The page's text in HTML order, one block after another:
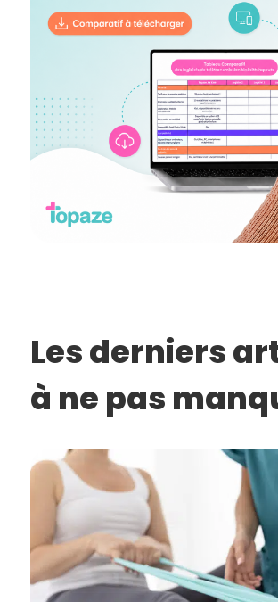
Les derniers
à ne pas